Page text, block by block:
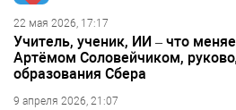
22 мая 2026, 17:17
Учитель, ученик, ИИ – что
Артёмом Соловейчиком,
образования Сбера
9 апреля 2026, 21:07